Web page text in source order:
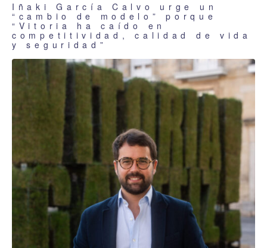
Iñaki García Calvo urge un
“cambio de modelo” porque
“Vitoria ha caído en
competitividad, calidad de vida
y seguridad”